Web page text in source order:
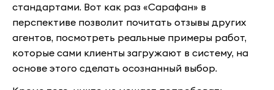
стандартами. Вот как раз «Сарафан» в
перспективе позволит почитать отзывы других
агентов, посмотреть реальные примеры работ,
которые сами клиенты загружают в систему, на
основе этого сделать осознанный выбор.